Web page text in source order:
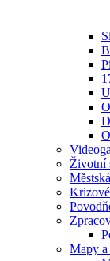
Životní
Mapy a